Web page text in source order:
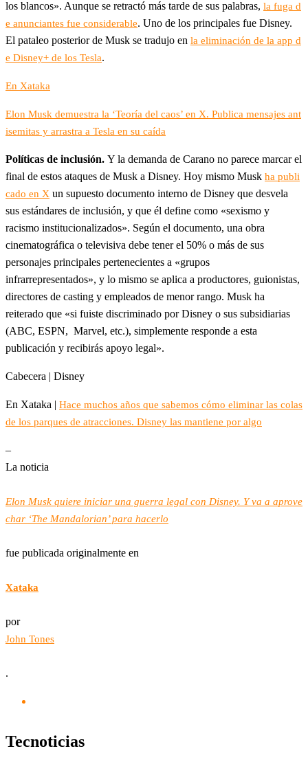
los blancos». Aunque se retractó más tarde de sus palabras, la fuga d
e anunciantes fue considerable. Uno de los principales fue Disney.
El pataleo posterior de Musk se tradujo en la eliminación de la app d
e Disney+ de los Tesla.
En Xataka
Elon Musk demuestra la ‘Teoría del caos’ en X. Publica mensajes ant
isemitas y arrastra a Tesla en su caída
Políticas de inclusión. Y la demanda de Carano no parece marcar el
final de estos ataques de Musk a Disney. Hoy mismo Musk ha publi
cado en X un supuesto documento interno de Disney que desvela
sus estándares de inclusión, y que él define como «sexismo y
racismo institucionalizados». Según el documento, una obra
cinematográfica o televisiva debe tener el 50% o más de sus
personajes principales pertenecientes a «grupos
infrarrepresentados», y lo mismo se aplica a productores, guionistas,
directores de casting y empleados de menor rango. Musk ha
reiterado que «si fuiste discriminado por Disney o sus subsidiarias
(ABC, ESPN, Marvel, etc.), simplemente responde a esta
publicación y recibirás apoyo legal».
Cabecera | Disney
En Xataka | Hace muchos años que sabemos cómo eliminar las colas
de los parques de atracciones. Disney las mantiene por algo
–
La noticia
Elon Musk quiere iniciar una guerra legal con Disney. Y va a aprove
char ‘The Mandalorian’ para hacerlo
fue publicada originalmente en
Xataka
por
John Tones
.
Tecnoticias